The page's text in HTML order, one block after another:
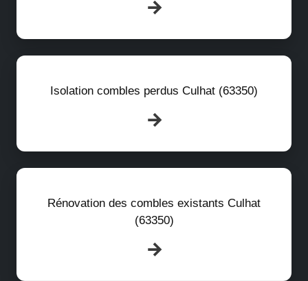
Isolation combles perdus Culhat (63350)
Rénovation des combles existants Culhat
(63350)